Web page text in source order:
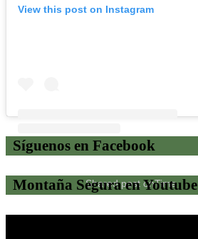
View this post on Instagram
Shared post onTime
Síguenos en Facebook
Montaña Segura en Youtube